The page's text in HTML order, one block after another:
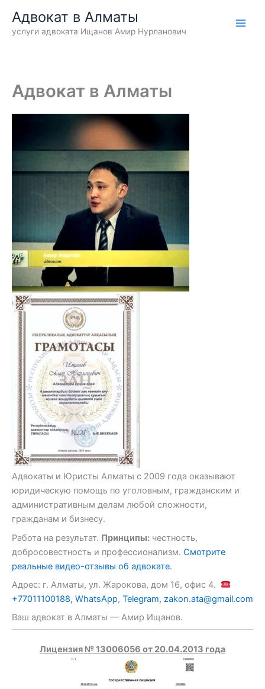
содержимому
Адвокат в Алматы
услуги адвоката Ищанов Амир Нурланович
Адвокат в Алматы
Адвокаты и Юристы Алматы с 2009 года оказывают
юридическую помощь по уголовным, гражданским и
административным делам любой сложности,
гражданам и бизнесу.
Работа на результат. Принципы: честность,
добросовестность и профессионализм. Смотрите
реальные видео-отзывы об адвокате.
Адрес: г. Алматы, ул. Жарокова, дом 16, офис 4.
+77011100188, WhatsApp, Telegram, zakon.ata@gmail.com
Ваш адвокат в Алматы — Амир Ищанов.
Лицензия № 13006056 от 20.04.2013 года